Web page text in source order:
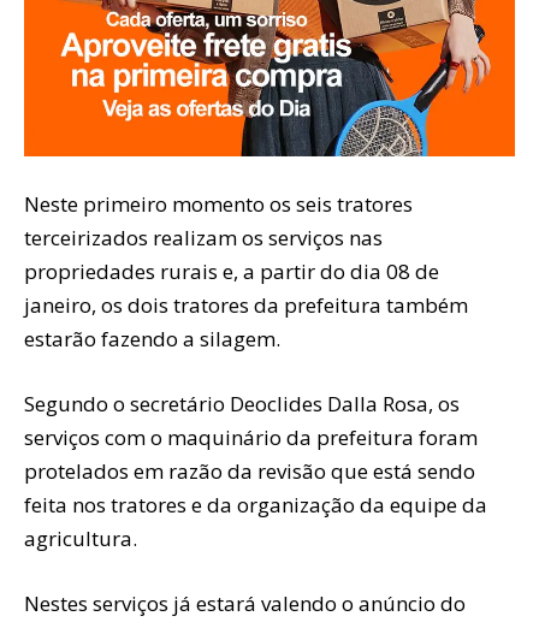
Neste primeiro momento os seis tratores
terceirizados realizam os serviços nas
propriedades rurais e, a partir do dia 08 de
janeiro, os dois tratores da prefeitura também
estarão fazendo a silagem.
Segundo o secretário Deoclides Dalla Rosa, os
serviços com o maquinário da prefeitura foram
protelados em razão da revisão que está sendo
feita nos tratores e da organização da equipe da
agricultura.
Nestes serviços já estará valendo o anúncio do